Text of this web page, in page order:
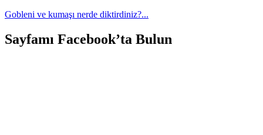
Gobleni ve kumaşı nerde diktirdiniz?...
Sayfamı Facebook’ta Bulun